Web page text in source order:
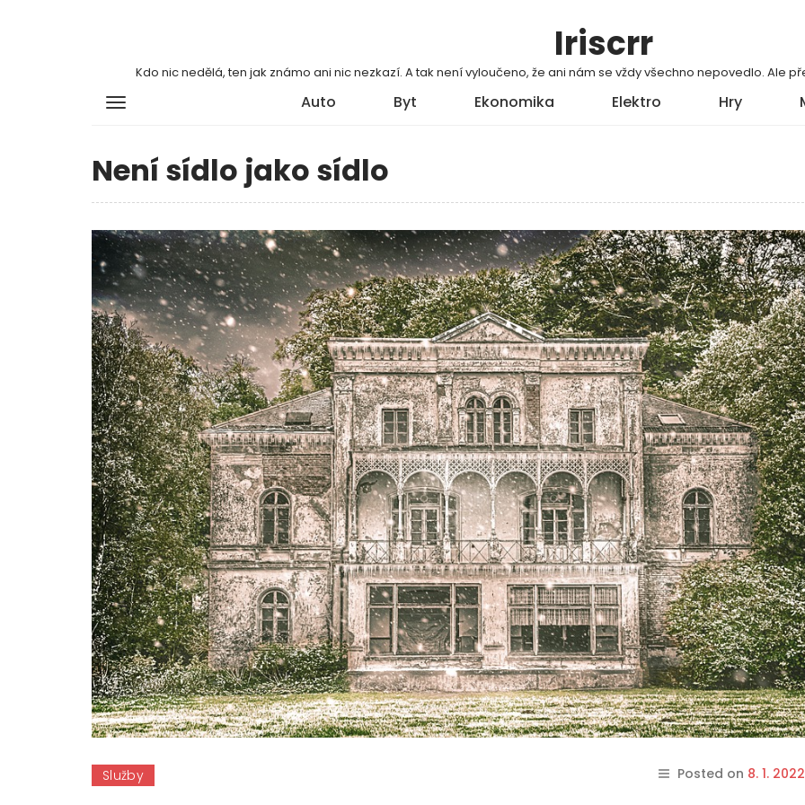
Iriscrr
Kdo nic nedělá, ten jak známo ani nic nezkazí. A tak není vyloučeno, že ani nám se vždy všechno nepovedlo. Ale
Auto Byt Ekonomika Elektro Hry
Není sídlo jako sídlo
Služby Posted on 8. 1. 2022